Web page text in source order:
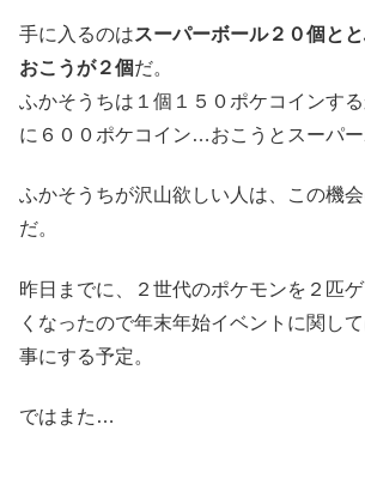
手に入るのはスーパーボール２０個と
おこうが２個だ。
ふかそうちは１個１５０ポケコインす
に６００ポケコイン…おこうとスーパー
ふかそうちが沢山欲しい人は、この機
だ。
昨日までに、２世代のポケモンを２匹
くなったので年末年始イベントに関し
事にする予定。
ではまた…